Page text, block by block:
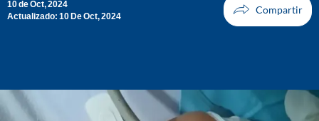
10 de Oct, 2024
Actualizado: 10 De Oct, 2024